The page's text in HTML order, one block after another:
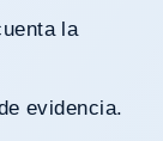
evidencia.